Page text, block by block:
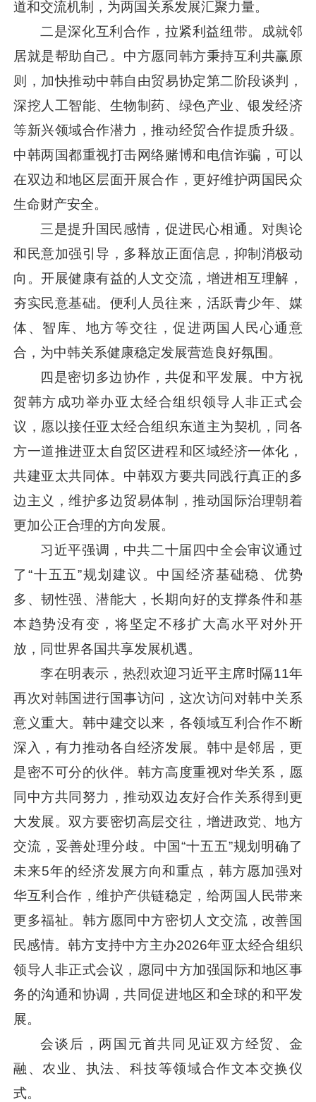
道和交流机制，为两国关系发展汇聚力量。
二是深化互利合作，拉紧利益纽带。成就邻
居就是帮助自己。中方愿同韩方秉持互利共赢原
则，加快推动中韩自由贸易协定第二阶段谈判，
深挖人工智能、生物制药、绿色产业、银发经济
等新兴领域合作潜力，推动经贸合作提质升级。
中韩两国都重视打击网络赌博和电信诈骗，可以
在双边和地区层面开展合作，更好维护两国民众
生命财产安全。
三是提升国民感情，促进民心相通。对舆论
和民意加强引导，多释放正面信息，抑制消极动
向。开展健康有益的人文交流，增进相互理解，
夯实民意基础。便利人员往来，活跃青少年、媒
体、智库、地方等交往，促进两国人民心通意
合，为中韩关系健康稳定发展营造良好氛围。
四是密切多边协作，共促和平发展。中方祝
贺韩方成功举办亚太经合组织领导人非正式会
议，愿以接任亚太经合组织东道主为契机，同各
方一道推进亚太自贸区进程和区域经济一体化，
共建亚太共同体。中韩双方要共同践行真正的多
边主义，维护多边贸易体制，推动国际治理朝着
更加公正合理的方向发展。
习近平强调，中共二十届四中全会审议通过
了“十五五”规划建议。中国经济基础稳、优势
多、韧性强、潜能大，长期向好的支撑条件和基
本趋势没有变，将坚定不移扩大高水平对外开
放，同世界各国共享发展机遇。
李在明表示，热烈欢迎习近平主席时隔11年
再次对韩国进行国事访问，这次访问对韩中关系
意义重大。韩中建交以来，各领域互利合作不断
深入，有力推动各自经济发展。韩中是邻居，更
是密不可分的伙伴。韩方高度重视对华关系，愿
同中方共同努力，推动双边友好合作关系得到更
大发展。双方要密切高层交往，增进政党、地方
交流，妥善处理分歧。中国“十五五”规划明确了
未来5年的经济发展方向和重点，韩方愿加强对
华互利合作，维护产供链稳定，给两国人民带来
更多福祉。韩方愿同中方密切人文交流，改善国
民感情。韩方支持中方主办2026年亚太经合组织
领导人非正式会议，愿同中方加强国际和地区事
务的沟通和协调，共同促进地区和全球的和平发
展。
会谈后，两国元首共同见证双方经贸、金
融、农业、执法、科技等领域合作文本交换仪
式。